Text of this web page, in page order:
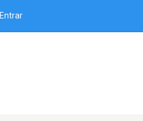
Entrar